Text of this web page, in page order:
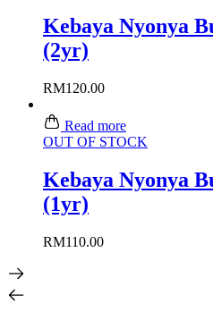
Kebaya Nyonya
(2yr)
RM120.00
Read more
OUT OF STOCK
Kebaya Nyonya
(1yr)
RM110.00